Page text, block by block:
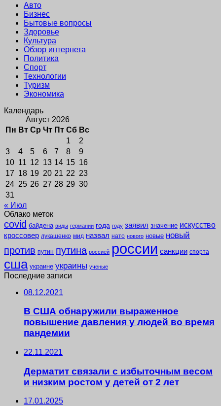
Авто
Бизнес
Бытовые вопросы
Здоровье
Культура
Обзор интернета
Политика
Спорт
Технологии
Туризм
Экономика
Календарь
Август 2026
Пн Вт Ср Чт Пт Сб Вс
1
2
3
4 5 6 7 8
9
10 11 12 13 14 15 16
17 18 19 20 21 22 23
24 25 26 27 28 29 30
31
« Июл
Облако меток
covid байдена виды германии года году заявил значение искусство
кроссовер лукашенко мид назвал нато нового новые новый
против путин путина россией россии санкции спорта
сша украине украины ученые
Последние записи
08.12.2021
В США обнаружили выраженное
повышение давления у людей во время
пандемии
22.11.2021
Дерматит связали с избыточным весом
и низким ростом у детей от 2 лет
17.01.2025